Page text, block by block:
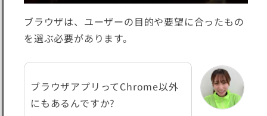
ブラウザは、ユーザーの目的や要望に合ったもの
を選ぶ必要があります。
ブラウザアプリってChrome以外
にもあるんですか?